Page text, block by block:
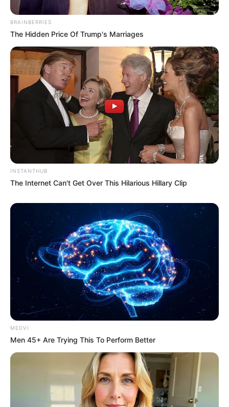
BRAINBERRIES
The Hidden Price Of Trump's Marriages
INSTANTHUB
The Internet Can't Get Over This Hilarious Hillary Clip
MEDVI
Men 45+ Are Trying This To Perform Better